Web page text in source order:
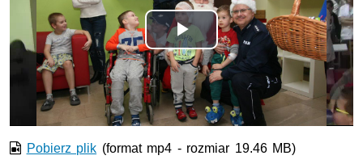
Odtwórz
wideo
Pobierz plik (format mp4 - rozmiar 19.46 MB)